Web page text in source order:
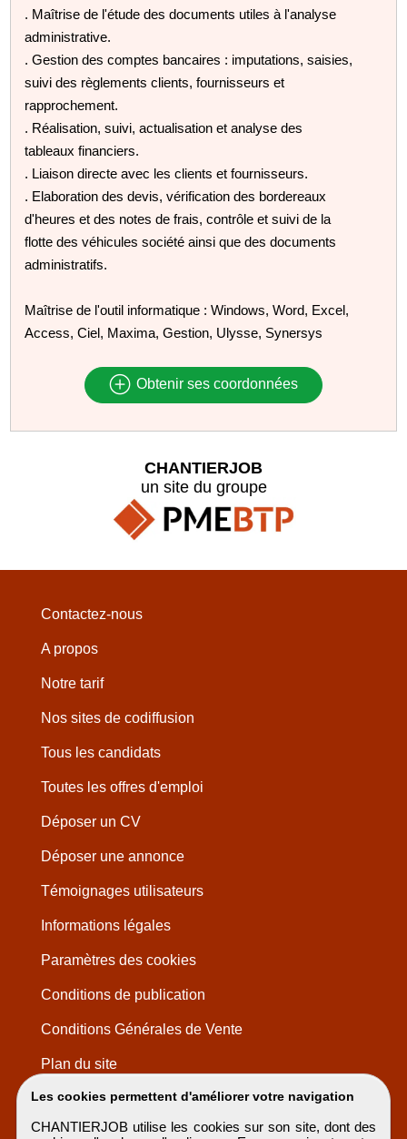
. Maîtrise de l'étude des documents utiles à l'analyse
administrative.
. Gestion des comptes bancaires : imputations, saisies,
suivi des règlements clients, fournisseurs et
rapprochement.
. Réalisation, suivi, actualisation et analyse des
tableaux financiers.
. Liaison directe avec les clients et fournisseurs.
. Elaboration des devis, vérification des bordereaux
d'heures et des notes de frais, contrôle et suivi de la
flotte des véhicules société ainsi que des documents
administratifs.
Maîtrise de l'outil informatique : Windows, Word, Excel,
Access, Ciel, Maxima, Gestion, Ulysse, Synersys
Obtenir ses coordonnées
Les cookies permettent d'améliorer votre navigation
CHANTIERJOB utilise les cookies sur son site, dont des
CHANTIERJOB
un site du groupe
Contactez-nous
A propos
Notre tarif
Nos sites de codiffusion
Tous les candidats
Toutes les offres d'emploi
Déposer un CV
Déposer une annonce
Témoignages utilisateurs
Informations légales
Paramètres des cookies
Conditions de publication
Conditions Générales de Vente
Plan du site